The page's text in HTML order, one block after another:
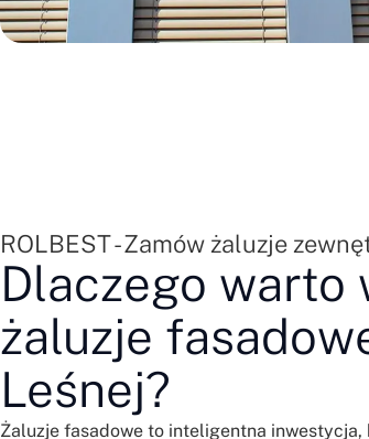
ROLBEST - Zamów żaluzje
Dlaczego warto
żaluzje
Leśnej?
Żaluzje fasadowe to inteligentna